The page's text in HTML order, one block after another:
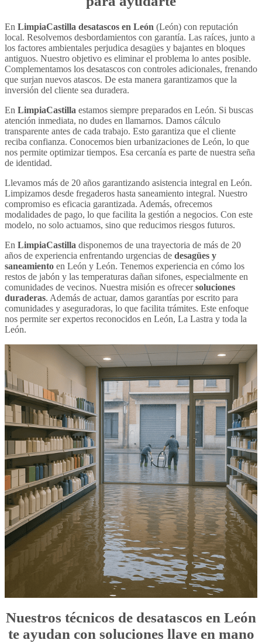
En LimpiaCastilla desatascos en León (León) con reputación
local. Resolvemos desbordamientos con garantía. Las raíces, junto a
los factores ambientales perjudica desagües y bajantes en bloques
antiguos. Nuestro objetivo es eliminar el problema lo antes posible.
Complementamos los desatascos con controles adicionales, frenando
que surjan nuevos atascos. De esta manera garantizamos que la
inversión del cliente sea duradera.
En LimpiaCastilla estamos siempre preparados en León. Si buscas
atención inmediata, no dudes en llamarnos. Damos cálculo
transparente antes de cada trabajo. Esto garantiza que el cliente
reciba confianza. Conocemos bien urbanizaciones de León, lo que
nos permite optimizar tiempos. Esa cercanía es parte de nuestra seña
de identidad.
Llevamos más de 20 años garantizando asistencia integral en León.
Limpizamos desde fregaderos hasta saneamiento integral. Nuestro
compromiso es eficacia garantizada. Además, ofrecemos
modalidades de pago, lo que facilita la gestión a negocios. Con este
modelo, no solo actuamos, sino que reducimos riesgos futuros.
En LimpiaCastilla disponemos de una trayectoria de más de 20
años de experiencia enfrentando urgencias de desagües y
saneamiento en León y León. Tenemos experiencia en cómo los
restos de jabón y las temperaturas dañan sifones, especialmente en
comunidades de vecinos. Nuestra misión es ofrecersoluciones
duraderas. Además de actuar, damos garantías por escrito para
comunidades y aseguradoras, lo que facilita trámites. Este enfoque
nos permite ser expertos reconocidos en León, La Lastra y toda la
León.
Nuestros técnicos de desatascos en León
te ayudan con soluciones llave en mano